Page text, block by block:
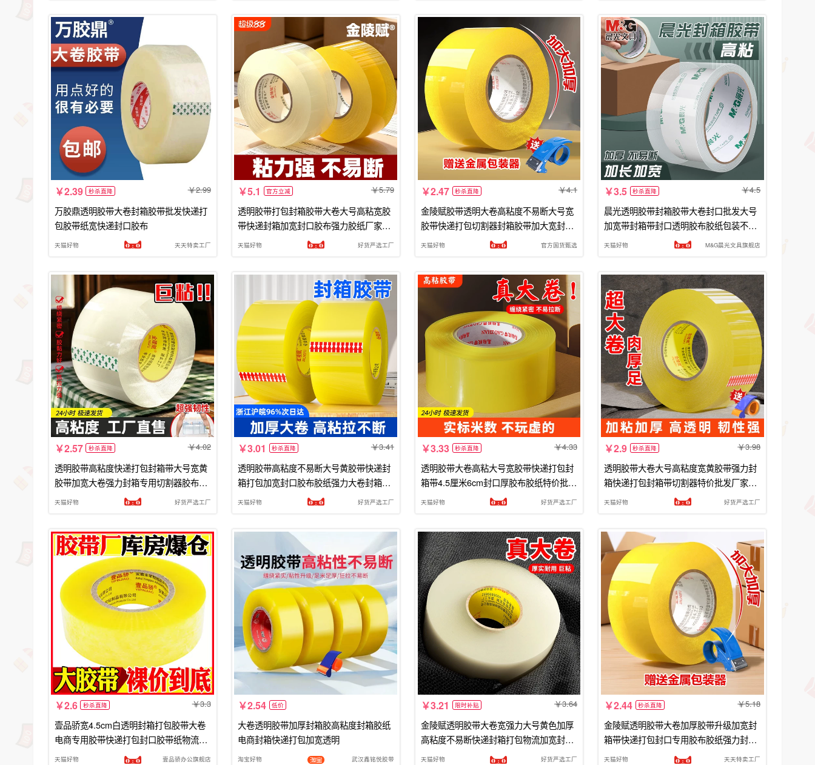
2.39 秒杀直降 2.99
万胶鼎透明胶带大卷封箱胶带批发快递打
包胶带纸宽快递封口胶布
天猫好物 天天特卖工厂
5.1 官方立减 5.79
透明胶带打包封箱胶带大卷大号高粘宽胶
带快递封箱加宽封口胶布强力胶纸厂家直
销粘性强美工家用粘胶回购
天猫好物 好货严选工厂
2.47 秒杀直降 4.1
金陵赋胶带透明大卷高粘度不易断大号宽
胶带快递打包切割器封箱胶带加大宽封口
胶布胶纸强力特价缝隙地面
天猫好物 官方国货甄选
3.5 秒杀直降 4.5
晨光透明胶带封箱胶带大卷封口批发大号
加宽带封箱带封口透明胶布胶纸包装不留
胶6厘米宽胶带4.5cm快递打包
天猫好物 M&G晨光文具旗舰店
2.57 秒杀直降 4.02
透明胶带高粘度快递打包封箱带大号宽黄
胶带加宽大卷强力封箱专用切割器胶布胶
纸特价批发厂家直销密封环保
天猫好物 好货严选工厂
3.01 秒杀直降 3.41
透明胶带高粘度不易断大号黄胶带快递封
箱打包加宽封口胶布胶纸强力大卷封箱加
宽胶带整箱特价批发厂家直销
天猫好物 好货严选工厂
3.33 秒杀直降 4.33
透明胶带大卷高粘大号宽胶带快递打包封
箱带4.5厘米6cm封口厚胶布胶纸特价批发
厂家直销高粘度强力回购粘胶
天猫好物 好货严选工厂
2.9 秒杀直降 3.98
透明胶带大卷大号高粘度宽黄胶带强力封
箱快递打包封箱带切割器特价批发厂家直
销加宽封口胶布家用密封车间
天猫好物 好货严选工厂
2.6 秒杀直降 3.3
壹品骄宽4.5cm白透明封箱打包胶带大卷
电商专用胶带快递打包封口胶带纸物流包
装用胶粘加厚6.0cm透明胶布批发
天猫好物 壹品骄办公旗舰店
2.54 低价
大卷透明胶带加厚封箱胶高粘度封箱胶纸
电商封箱快递打包加宽透明
淘宝好物 武汉鑫铭悦胶带
3.21 限时补贴 3.64
金陵赋透明胶带大卷宽强力大号黄色加厚
高粘度不易断快递封箱打包物流加宽封口
宽胶带胶布胶纸特价整箱批发
天猫好物 好货严选工厂
2.44 秒杀直降 5.18
金陵赋透明胶带大卷加厚胶带升级加宽封
箱带快递打包封口专用胶布胶纸强力封箱
胶带批发纸箱家用耐磨仓库回购
天猫好物 天天特卖工厂